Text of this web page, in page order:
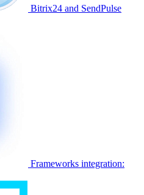
Bitrix24 and SendPulse
Frameworks integration: